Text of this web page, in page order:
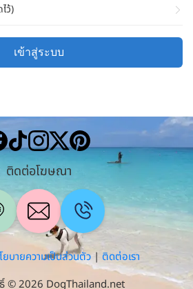
ว้)
เข้าสู่ระบบ
ติดต่อโฆษณา
ยบายความเป็นส่วนตัว| ติดต่อเรา
© 2026 DogThailand.net